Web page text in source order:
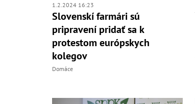
1.2.2024 16:23
Slovenskí farmári sú
pripravení pridať sa k
protestom európskych
kolegov
Domáce